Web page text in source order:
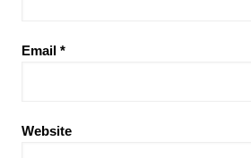
Email *
Website